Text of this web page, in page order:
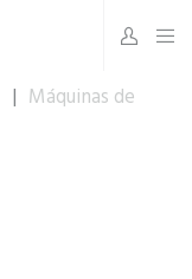
| Máquinas de